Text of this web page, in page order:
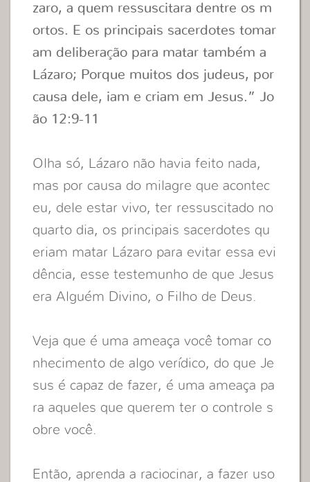
zaro, a quem ressuscitara dentre os m
ortos. E os principais sacerdotes tomar
am deliberação para matar também a
Lázaro; Porque muitos dos judeus, por
causa dele, iam e criam em Jesus.” Jo
ão 12:9-11
Olha só, Lázaro não havia feito nada,
mas por causa do milagre que acontec
eu, dele estar vivo, ter ressuscitado no
quarto dia, os principais sacerdotes qu
eriam matar Lázaro para evitar essa evi
dência, esse testemunho de que Jesus
era Alguém Divino, o Filho de Deus.
Veja que é uma ameaça você tomar co
nhecimento de algo verídico, do que Je
sus é capaz de fazer, é uma ameaça pa
ra aqueles que querem ter o controle s
obre você.
Então, aprenda a raciocinar, a fazer uso